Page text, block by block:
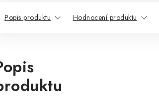
Popis produktu Hodnocení produktu